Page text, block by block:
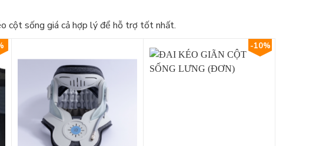
cột sống giá cả hợp lý để hỗ trợ tốt nhất.
-10%